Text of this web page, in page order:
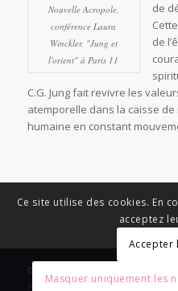
Nouvelle Acropole,
conférence Laura
Winckler, "Jung et
l'orient" à Paris 11
de
de
C.G. Jung fait revivre les
atemporelle dans la caisse de
humaine en constant
© Copyright - News Nouvelle
Politique de confidentialité
Ce site utilise des cookies. En
acceptez
Accepter
Masquer uniquement les